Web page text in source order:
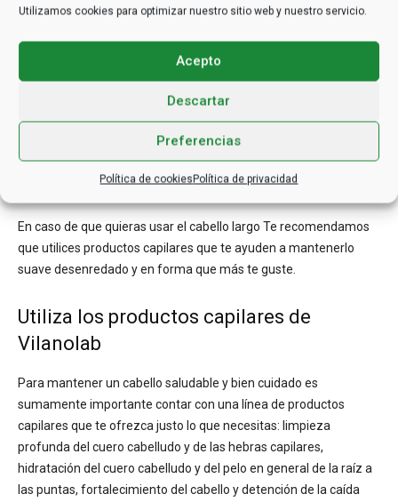
Utilizamos cookies para optimizar nuestro sitio web y nuestro servicio.
Acepto
Descartar
Preferencias
Política de cookiesPolítica de privacidad
para mantenerlos bajo control.
Es recomendable lavar dos veces el cabello, pues generalmente
que al estar expuesto a las condiciones ambientales es más
Necesita ser cortado con frecuencia para evitar el descontrol o
para evitar inconvenientes como enredos excesivos.
En caso de que quieras usar el cabello largo Te recomendamos
que utilices productos capilares que te ayuden a mantenerlo
suave desenredado y en forma que más te guste.
Utiliza los productos capilares de
Vilanolab
Para mantener un cabello saludable y bien cuidado es
sumamente importante contar con una línea de productos
capilares que te ofrezca justo lo que necesitas: limpieza
profunda del cuero cabelludo y de las hebras capilares,
hidratación del cuero cabelludo y del pelo en general de la raíz a
las puntas, fortalecimiento del cabello y detención de la caída